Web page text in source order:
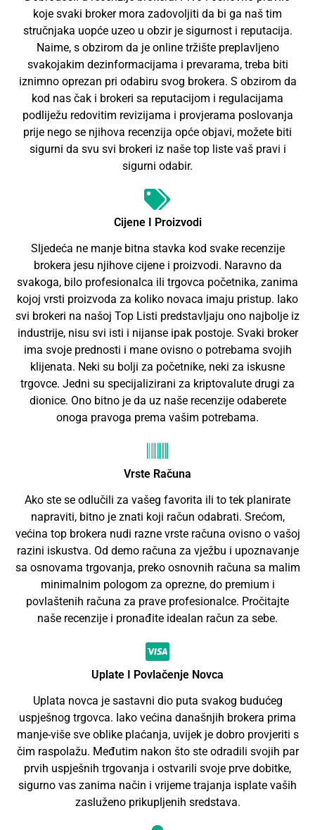
koje svaki broker mora zadovoljiti da bi ga naš tim
stručnjaka uopće uzeo u obzir je sigurnost i reputacija.
Naime, s obzirom da je online tržište preplavljeno
svakojakim dezinformacijama i prevarama, treba biti
iznimno oprezan pri odabiru svog brokera. S obzirom da
kod nas čak i brokeri sa reputacijom i regulacijama
podliježu redovitim revizijama i provjerama poslovanja
prije nego se njihova recenzija opće objavi, možete biti
sigurni da svu svi brokeri iz naše top liste vaš pravi i
sigurni odabir.
Cijene I Proizvodi
Sljedeća ne manje bitna stavka kod svake recenzije
brokera jesu njihove cijene i proizvodi. Naravno da
svakoga, bilo profesionalca ili trgovca početnika, zanima
kojoj vrsti proizvoda za koliko novaca imaju pristup. Iako
svi brokeri na našoj Top Listi predstavljaju ono najbolje iz
industrije, nisu svi isti i nijanse ipak postoje. Svaki broker
ima svoje prednosti i mane ovisno o potrebama svojih
klijenata. Neki su bolji za početnike, neki za iskusne
trgovce. Jedni su specijalizirani za kriptovalute drugi za
dionice. Ono bitno je da uz naše recenzije odaberete
onoga pravoga prema vašim potrebama.
Vrste Računa
Ako ste se odlučili za vašeg favorita ili to tek planirate
napraviti, bitno je znati koji račun odabrati. Srećom,
većina top brokera nudi razne vrste računa ovisno o vašoj
razini iskustva. Od demo računa za vježbu i upoznavanje
sa osnovama trgovanja, preko osnovnih računa sa malim
minimalnim pologom za oprezne, do premium i
povlaštenih računa za prave profesionalce. Pročitajte
naše recenzije i pronađite idealan račun za sebe.
Uplate I Povlačenje Novca
Uplata novca je sastavni dio puta svakog budućeg
uspješnog trgovca. Iako većina današnjih brokera prima
manje-više sve oblike plaćanja, uvijek je dobro provjeriti s
čim raspolažu. Međutim nakon što ste odradili svojih par
prvih uspješnih trgovanja i ostvarili svoje prve dobitke,
sigurno vas zanima način i vrijeme trajanja isplate vaših
zasluženo prikupljenih sredstava.